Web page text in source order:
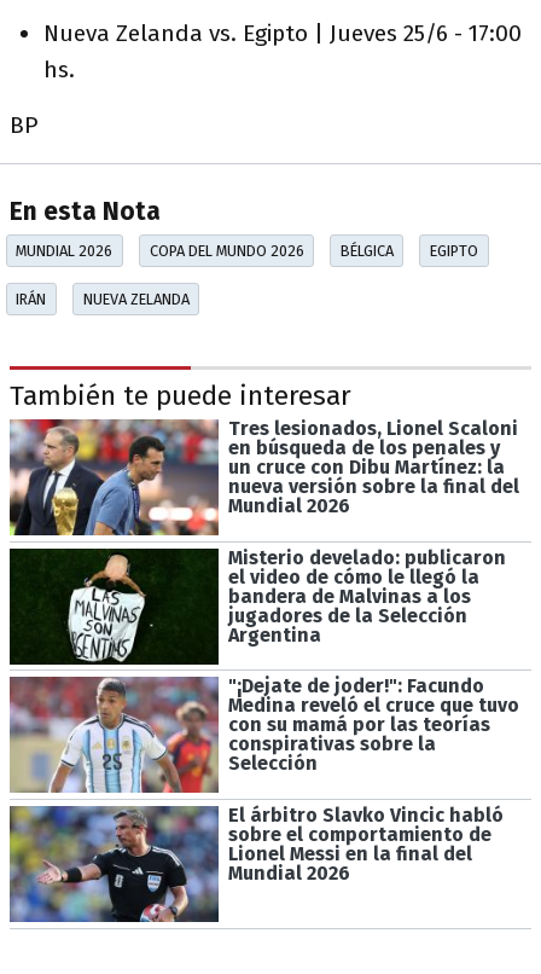
Nueva Zelanda vs. Egipto | Jueves 25/6 - 17:00
hs.
BP
En esta Nota
MUNDIAL 2026 COPA DEL MUNDO 2026 BÉLGICA EGIPTO
IRÁN NUEVA ZELANDA
También te puede interesar
Tres lesionados, Lionel Scaloni
en búsqueda de los penales y
un cruce con Dibu Martínez: la
nueva versión sobre la final del
Mundial 2026
Misterio develado: publicaron
el video de cómo le llegó la
bandera de Malvinas a los
jugadores de la Selección
Argentina
"¡Dejate de joder!": Facundo
Medina reveló el cruce que tuvo
con su mamá por las teorías
conspirativas sobre la
Selección
El árbitro Slavko Vincic habló
sobre el comportamiento de
Lionel Messi en la final del
Mundial 2026